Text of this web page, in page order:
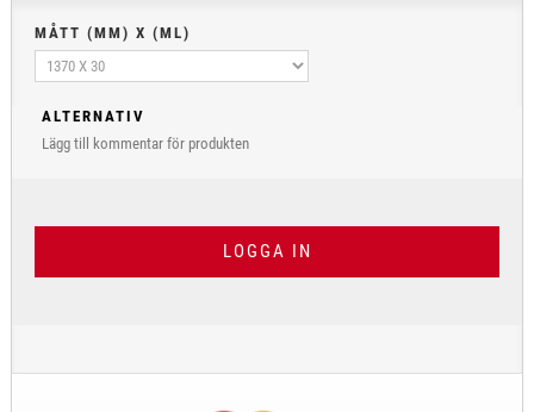
MÅTT (MM) X (ML)
ALTERNATIV
Lägg till kommentar för produkten
LOGGA IN